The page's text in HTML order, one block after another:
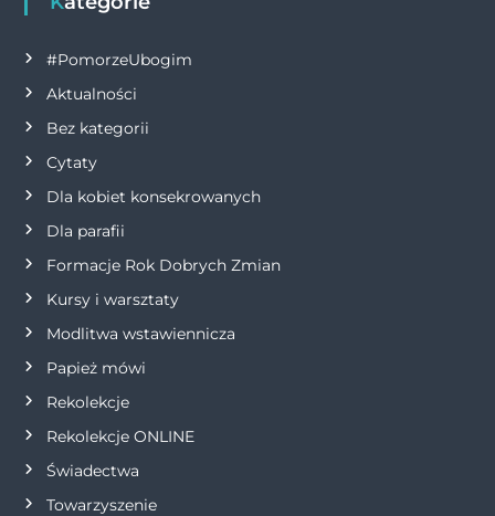
a
c
j
a
w
p
i
s
u
#PomorzeUbogim
Aktualności
Bez kategorii
Cytaty
Dla kobiet konsekrowanych
Dla parafii
Formacje Rok Dobrych Zmian
Kursy i warsztaty
Modlitwa wstawiennicza
Papież mówi
Rekolekcje
Rekolekcje ONLINE
Świadectwa
Towarzyszenie